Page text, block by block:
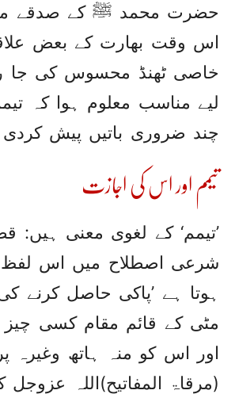
حضرت محمد ﷺ کے صدقے
اس وقت بھارت کے بعض
خاصی ٹھنڈ محسوس کی جا
لیے مناسب معلوم ہوا کہ
چند ضروری باتیں پیش کردی
تیمم اور اس کی اجازت
’تیمم‘ کے لغوی معنی ہیں:
شرعی اصطلاح میں اس
ہوتا ہے ’پاکی حاصل کرنے
مٹی کے قائم مقام کسی چیز
اور اس کو منہ ہاتھ وغیرہ پر
(مرقاۃ المفاتیح)اللہ